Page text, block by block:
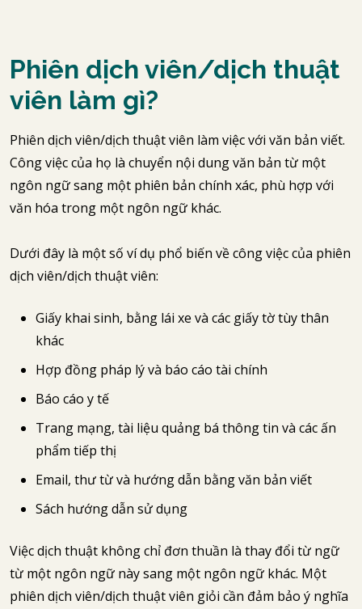
Phiên dịch viên/dịch thuật
viên làm gì?
Phiên dịch viên/dịch thuật viên làm việc với văn bản viết.
Công việc của họ là chuyển nội dung văn bản từ một
ngôn ngữ sang một phiên bản chính xác, phù hợp với
văn hóa trong một ngôn ngữ khác.
Dưới đây là một số ví dụ phổ biến về công việc của phiên
dịch viên/dịch thuật viên:
Giấy khai sinh, bằng lái xe và các giấy tờ tùy thân
khác
Hợp đồng pháp lý và báo cáo tài chính
Báo cáo y tế
Trang mạng, tài liệu quảng bá thông tin và các ấn
phẩm tiếp thị
Email, thư từ và hướng dẫn bằng văn bản viết
Sách hướng dẫn sử dụng
Việc dịch thuật không chỉ đơn thuần là thay đổi từ ngữ
từ một ngôn ngữ này sang một ngôn ngữ khác. Một
phiên dịch viên/dịch thuật viên giỏi cần đảm bảo ý nghĩa